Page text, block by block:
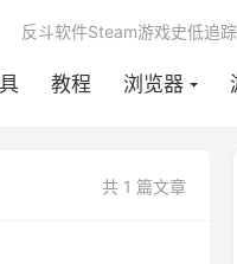
教程 浏览器
反斗软件Steam游戏史低追踪
共 1 篇文章